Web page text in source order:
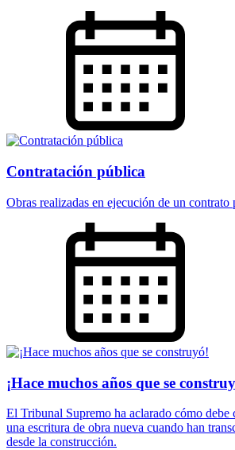
Contratación pública
Obras realizadas en ejecución de un
¡Hace muchos años que se
El Tribunal Supremo ha aclarado cómo debe
una escritura de obra nueva cuando han
desde la construcción.